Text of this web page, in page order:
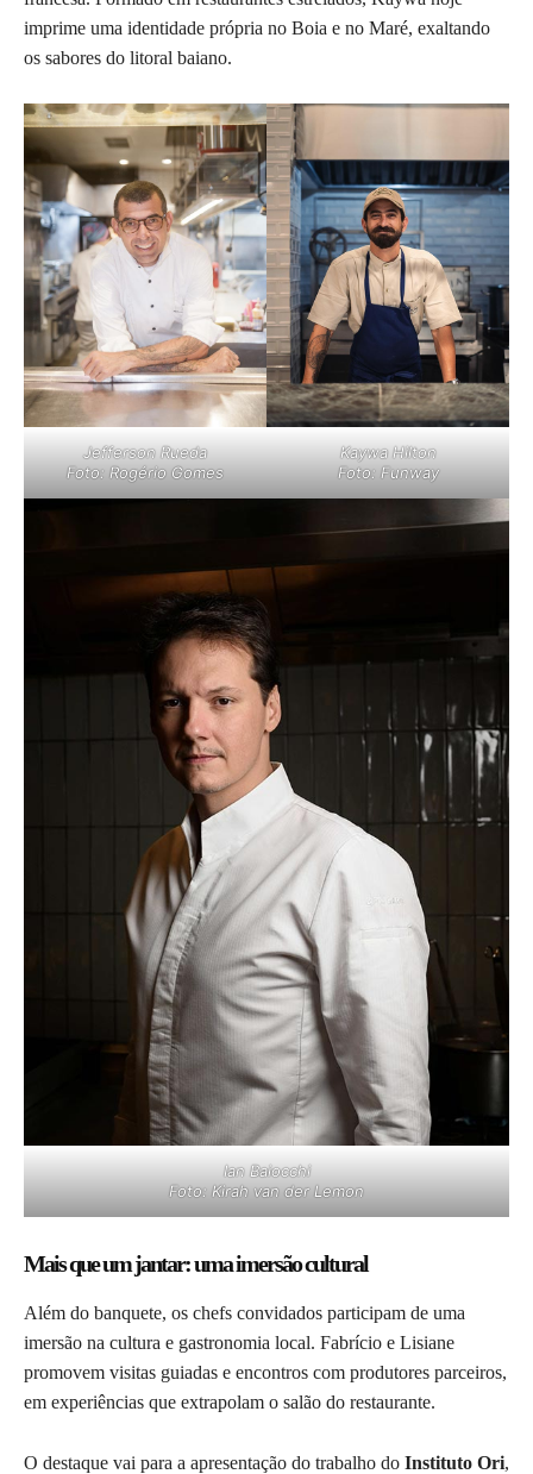
imprime uma identidade própria no Boia e no Maré, exaltando
os sabores do litoral baiano.
Jefferson Rueda
Foto: Rogério Gomes
Kaywa Hilton
Foto: Funway
Ian Baiocchi
Foto: Kirah van der Lemon
Mais que um jantar: uma imersão cultural
Além do banquete, os chefs convidados participam de uma
imersão na cultura e gastronomia local. Fabrício e Lisiane
promovem visitas guiadas e encontros com produtores parceiros,
em experiências que extrapolam o salão do restaurante.
O destaque vai para a apresentação do trabalho do Instituto Ori,